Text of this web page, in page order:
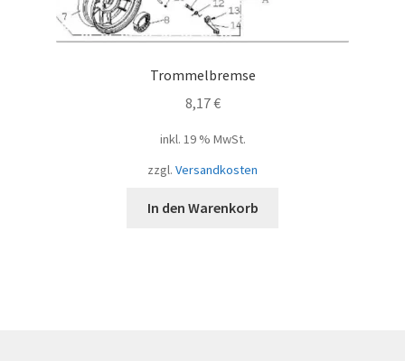
Trommelbremse
8,17€
inkl. 19 % MwSt.
zzgl. Versandkosten
In den Warenkorb